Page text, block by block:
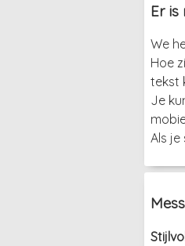
Er is
We
Hoe
tekst
Je
Als